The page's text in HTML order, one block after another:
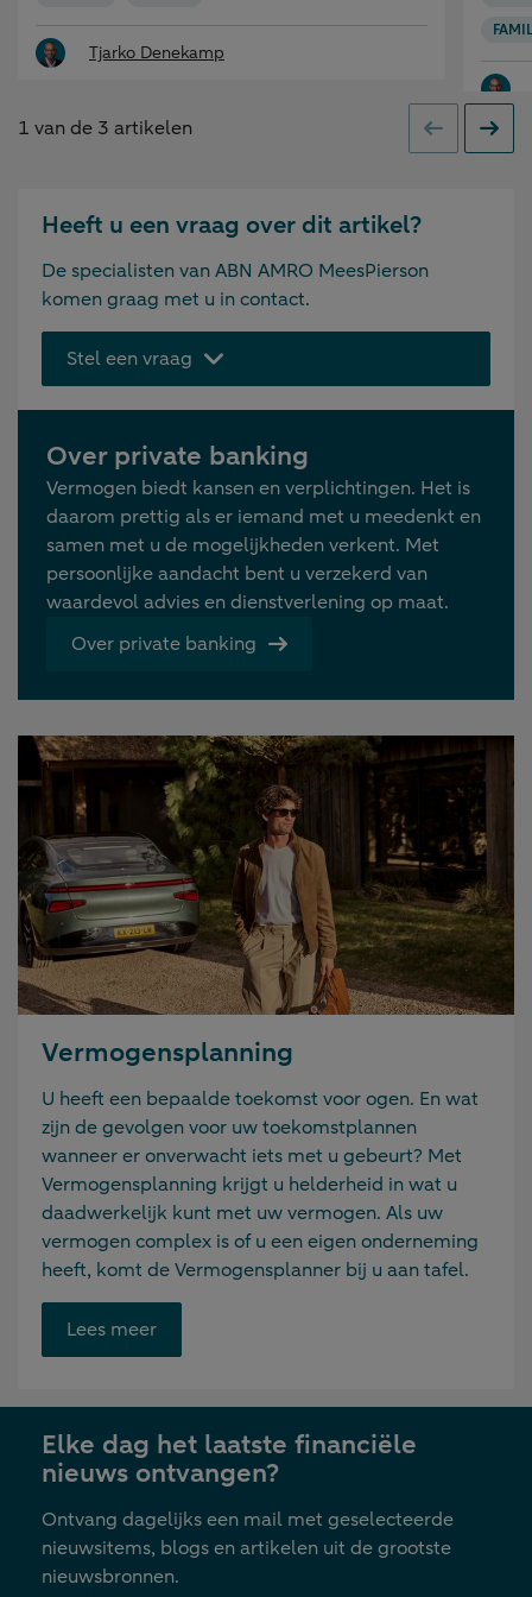
Tjarko Denekamp
1 van de 3 artikelen Vorige
Heeft u een vraag over dit artikel?
De specialisten van ABN AMRO MeesPierson
komen graag met u in contact.
Stel een vraag
Over private banking
Vermogen biedt kansen en verplichtingen. Het is
daarom prettig als er iemand met u meedenkt en
samen met u de mogelijkheden verkent. Met
persoonlijke aandacht bent u verzekerd van
waardevol advies en dienstverlening op maat.
Over private banking
Vermogensplanning
U heeft een bepaalde toekomst voor ogen. En wat
zijn de gevolgen voor uw toekomstplannen
wanneer er onverwacht iets met u gebeurt? Met
Vermogensplanning krijgt u helderheid in wat u
daadwerkelijk kunt met uw vermogen. Als uw
vermogen complex is of u een eigen onderneming
heeft, komt de Vermogensplanner bij u aan tafel.
Lees meerOpent
link
nieuwe
tab
Elke dag het laatste financiële
nieuws ontvangen?
Ontvang dagelijks een mail met geselecteerde
nieuwsitems, blogs en artikelen uit de grootste
nieuwsbronnen.